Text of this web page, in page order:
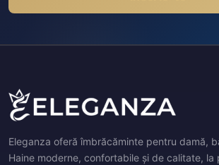
Eleganza oferă îmbrăcăminte pentru damă,
Haine moderne, confortabile și de calitate, la